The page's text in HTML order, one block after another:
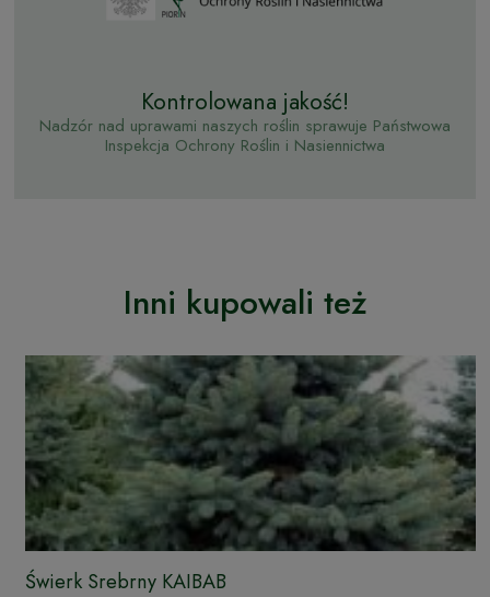
Kontrolowana jakość!
Nadzór nad uprawami naszych roślin sprawuje Państwowa
Inspekcja Ochrony Roślin i Nasiennictwa
Inni kupowali też
Świerk Srebrny KAIBAB